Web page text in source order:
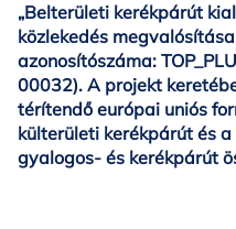
„Belterületi kerékpárút
közlekedés
azonosítószáma:
00032). A projekt
térítendő európai uniós
külterületi kerékpárút és
gyalogos- és kerékpárút